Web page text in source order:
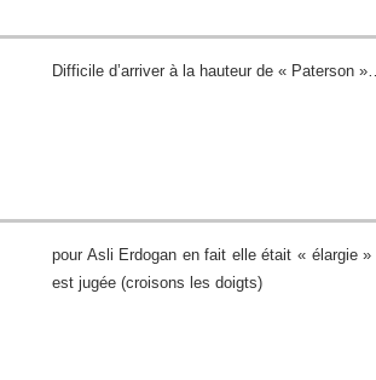
Difficile d’arriver à la hauteur de « Paterson
pour Asli Erdogan en fait elle était « élargie »
est jugée (croisons les doigts)